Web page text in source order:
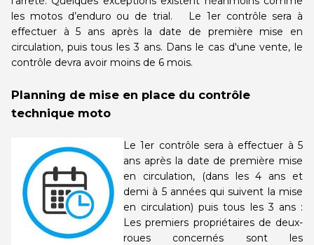
les motos d’enduro ou de trial. Le 1er contrôle sera à
effectuer à 5 ans après la date de première mise en
circulation, puis tous les 3 ans. Dans le cas d'une vente, le
contrôle devra avoir moins de 6 mois.
Planning de mise en place du contrôle
technique moto
Le 1er contrôle sera à effectuer à 5
ans après la date de première mise
en circulation, (dans les 4 ans et
demi à 5 années qui suivent la mise
en circulation) puis tous les 3 ans :
Les premiers propriétaires de deux-
roues concernés sont les